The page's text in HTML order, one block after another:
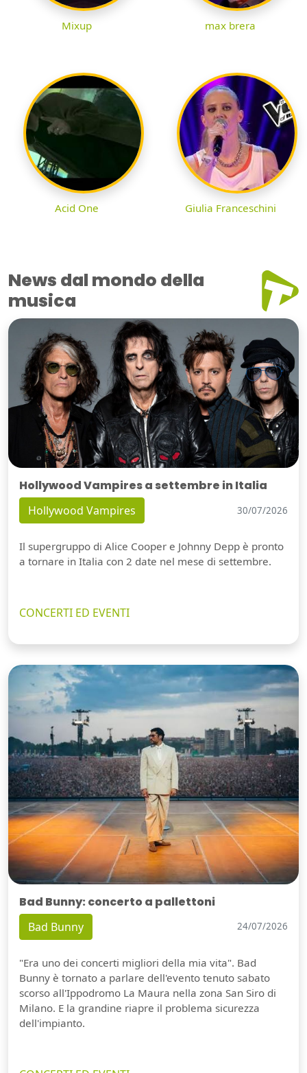
Mixup max brera
Acid One Giulia Franceschini
News dal mondo della
musica
Hollywood Vampires a settembre in Italia
Hollywood Vampires 30/07/2026
Il supergruppo di Alice Cooper e Johnny Depp è pronto
a tornare in Italia con 2 date nel mese di settembre.
CONCERTI ED EVENTI
Bad Bunny: concerto a pallettoni
Bad Bunny 24/07/2026
"Era uno dei concerti migliori della mia vita". Bad
Bunny è tornato a parlare dell'evento tenuto sabato
scorso all'Ippodromo La Maura nella zona San Siro di
Milano. E la grandine riapre il problema sicurezza
dell'impianto.